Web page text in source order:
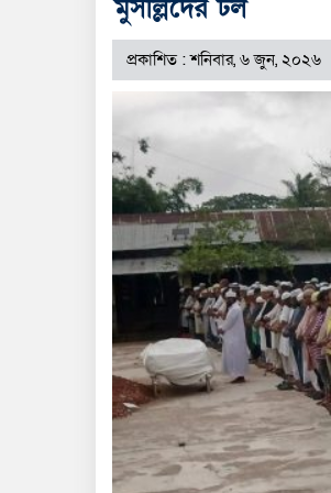
মুসল্লিদের ঢল
প্রকাশিত : শনিবার, ৬ জুন, ২০২৬